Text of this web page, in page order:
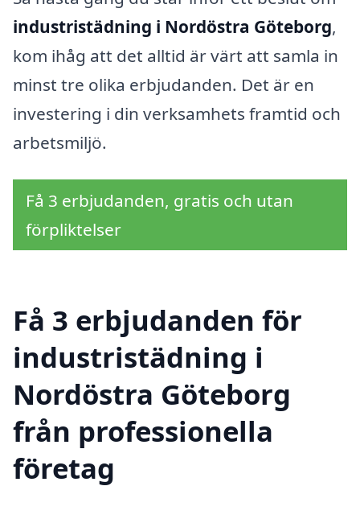
industristädning i Nordöstra Göteborg,
kom ihåg att det alltid är värt att samla in
minst tre olika erbjudanden. Det är en
investering i din verksamhets framtid och
arbetsmiljö.
Få 3 erbjudanden, gratis och utan
förpliktelser
Få 3 erbjudanden för
industristädning i
Nordöstra Göteborg
från professionella
företag